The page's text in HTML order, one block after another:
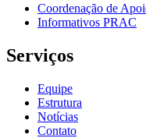
Coordenação de
Informativos PRAC
Serviços
Equipe
Estrutura
Notícias
Contato